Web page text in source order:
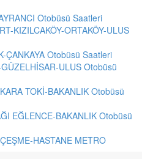
Otobüsü Saatleri
KIZILCAKÖY-ORTAKÖY-ULUS
ÇANKAYA Otobüsü Saatleri
ULUS Otobüsü
TOKİ-BAKANLIK Otobüsü
EĞLENCE-BAKANLIK Otobüsü
HASTANE METRO